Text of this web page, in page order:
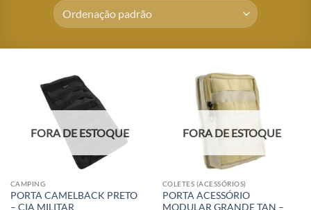
FORA DE ESTOQUE
CAMPING
PORTA CAMELBACK PRETO
– CIA MILITAR
FORA DE ESTOQUE
COLETES (ACESSÓRIOS)
PORTA ACESSÓRIO
MODULAR GRANDE TAN –